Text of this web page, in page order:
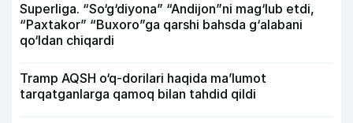
Superliga. “So‘g‘diyona” “Andijon”ni mag‘lub etdi,
“Paxtakor” “Buxoro”ga qarshi bahsda g‘alabani
qo‘ldan chiqardi
Tramp AQSH o‘q-dorilari haqida ma’lumot
tarqatganlarga qamoq bilan tahdid qildi